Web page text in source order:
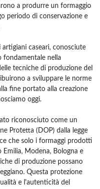
a produrre un formaggio
periodo di conservazione e
caseari, conosciute
fondamentale nella
tecniche di produzione del
a sviluppare le norme
fine portato alla creazione
oggi.
riconosciuto come un
Protetta (DOP) dalla legge
che solo i formaggi prodotti
Emilia, Modena, Bologna e
di produzione possano
Questa protezione
e l'autenticità del